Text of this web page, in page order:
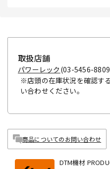
取扱店舗
パワーレック (03-5456-
※店頭の在庫状況を確認す
い合わせください。
商品についてのお問い合わせ
DTM機材